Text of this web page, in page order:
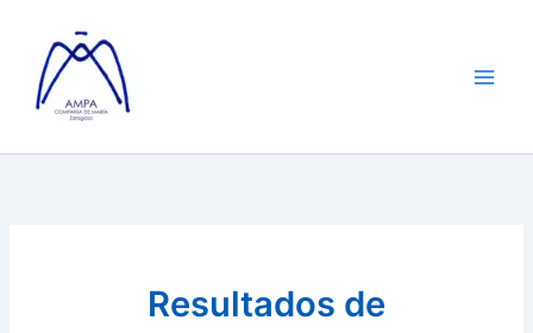
contenido
Resultados de